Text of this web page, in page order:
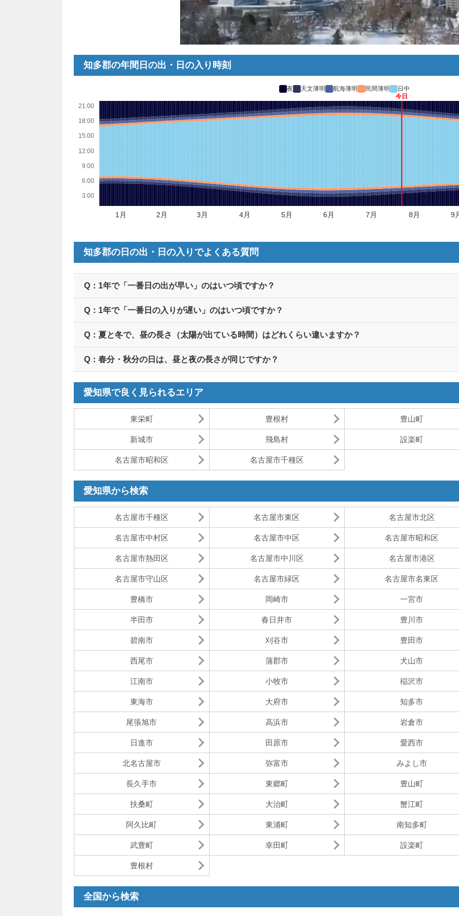
知多郡の年間日の出・日の入り時刻
夜 天文薄明 航海薄明 民間薄明 日中
知多郡の日の出・日の入りでよくある質問
Q：1年で「一番日の出が早い」のはいつ頃ですか？
Q：1年で「一番日の入りが遅い」のはいつ頃ですか？
Q：夏と冬で、昼の長さ（太陽が出ている時間）はどれくらい違いますか？
Q：春分・秋分の日は、昼と夜の長さが同じですか？
愛知県で良く見られるエリア
東栄町 豊根村 豊山町
新城市 飛島村 設楽町
名古屋市昭和区 名古屋市千種区
愛知県から検索
名古屋市千種区 名古屋市東区 名古屋市北区
名古屋市中村区 名古屋市中区 名古屋市昭和区
名古屋市熱田区 名古屋市中川区 名古屋市港区
名古屋市守山区 名古屋市緑区 名古屋市名東区
豊橋市 岡崎市 一宮市
半田市 春日井市 豊川市
碧南市 刈谷市 豊田市
西尾市 蒲郡市 犬山市
江南市 小牧市 稲沢市
東海市 大府市 知多市
尾張旭市 高浜市 岩倉市
日進市 田原市 愛西市
北名古屋市 弥富市 みよし市
長久手市 東郷町 豊山町
扶桑町 大治町 蟹江町
阿久比町 東浦町 南知多町
武豊町 幸田町 設楽町
豊根村
全国から検索